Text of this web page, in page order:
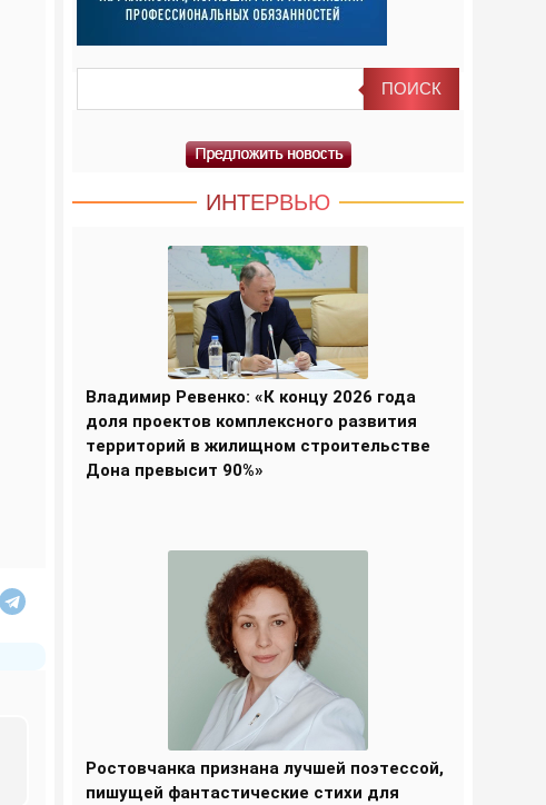
ИНТЕРВЬЮ
Владимир Ревенко: «К концу 2026 года
доля проектов комплексного развития
территорий в жилищном строительстве
Дона превысит 90%»
Ростовчанка признана лучшей поэтессой,
пишущей фантастические стихи для